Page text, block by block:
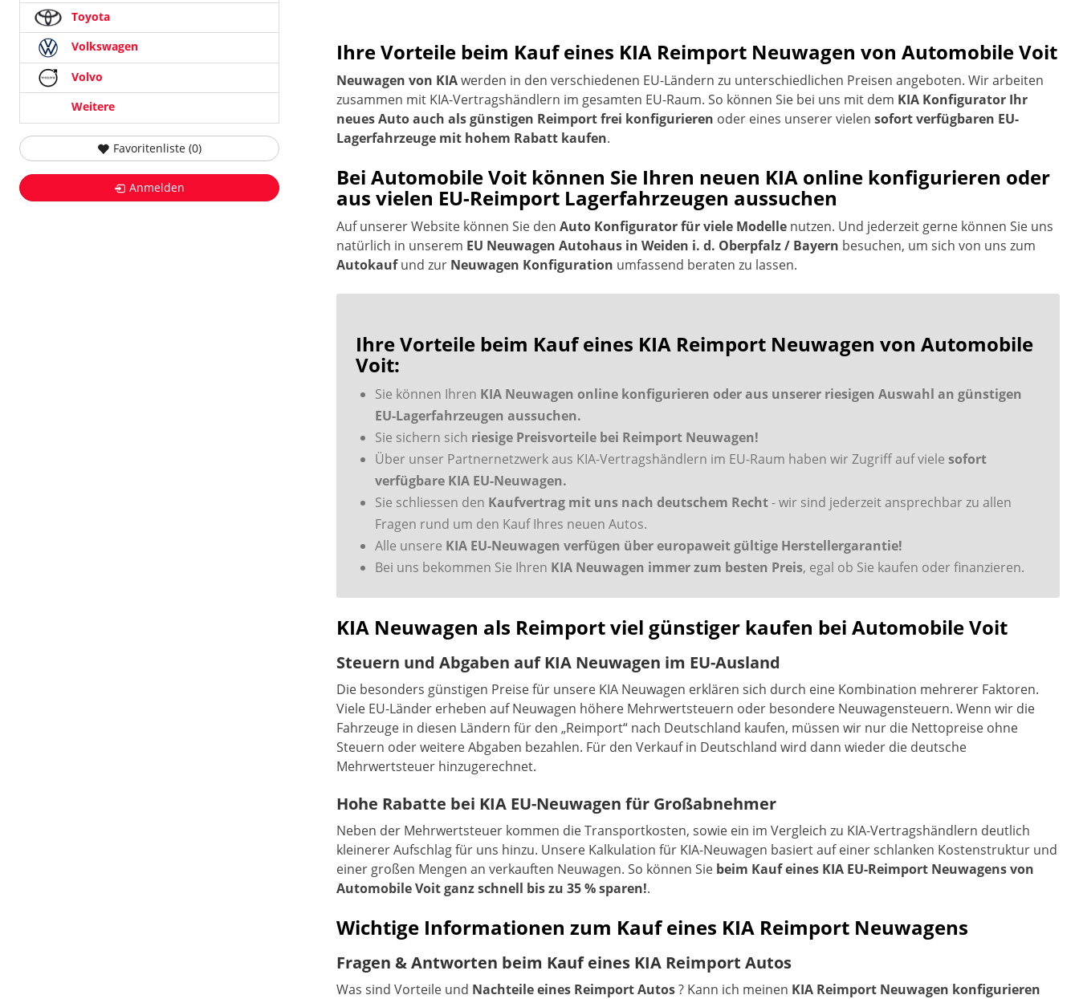
Ihre Vorteile beim Kauf eines KIA Reimport Neuwagen von Automobile Voit
Neuwagen von KIAwerden in den verschiedenen EU-Ländern zu unterschiedlichen Preisen angeboten. Wir arbeiten
zusammen mit KIA-Vertragshändlern im gesamten EU-Raum. So können Sie bei uns mit dem KIA Konfigurator Ihr
neues Auto auch als günstigen Reimport frei konfigurieren oder eines unserer vielensofort verfügbaren EU-
Lagerfahrzeuge mit hohem Rabatt kaufen.
Bei Automobile Voit können Sie Ihren neuen KIA online konfigurieren oder
aus vielen EU-Reimport Lagerfahrzeugen aussuchen
Auf unserer Website können Sie denAuto Konfigurator für viele Modelle nutzen. Und jederzeit gerne können Sie uns
natürlich in unserem EU Neuwagen Autohaus in Weiden i. d. Oberpfalz / Bayern besuchen, um sich von uns zum
Autokaufund zur Neuwagen Konfiguration umfassend beraten zu lassen.
Ihre Vorteile beim Kauf eines KIA Reimport Neuwagen von Automobile
Voit:
Sie können Ihren KIA Neuwagen online konfigurieren oder aus unserer riesigen Auswahl an günstigen
EU-Lagerfahrzeugen aussuchen.
Sie sichern sich riesige Preisvorteile bei Reimport Neuwagen!
Über unser Partnernetzwerk aus KIA-Vertragshändlern im EU-Raum haben wir Zugriff auf vielesofort
verfügbare KIA EU-Neuwagen.
Sie schliessen den Kaufvertrag mit uns nach deutschem Recht- wir sind jederzeit ansprechbar zu allen
Fragen rund um den Kauf Ihres neuen Autos.
Alle unsere KIA EU-Neuwagen verfügen über europaweit gültige Herstellergarantie!
Bei uns bekommen Sie Ihren KIA Neuwagen immer zum besten Preis, egal ob Sie kaufen oder finanzieren.
KIA Neuwagen als Reimport viel günstiger kaufen bei Automobile Voit
Steuern und Abgaben auf KIA Neuwagen im EU-Ausland
Die besonders günstigen Preise für unsere KIA Neuwagen erklären sich durch eine Kombination mehrerer Faktoren.
Viele EU-Länder erheben auf Neuwagen höhere Mehrwertsteuern oder besondere Neuwagensteuern. Wenn wir die
Fahrzeuge in diesen Ländern für den „Reimport“ nach Deutschland kaufen, müssen wir nur die Nettopreise ohne
Steuern oder weitere Abgaben bezahlen. Für den Verkauf in Deutschland wird dann wieder die deutsche
Mehrwertsteuer hinzugerechnet.
Hohe Rabatte bei KIA EU-Neuwagen für Großabnehmer
Neben der Mehrwertsteuer kommen die Transportkosten, sowie ein im Vergleich zu KIA-Vertragshändlern deutlich
kleinerer Aufschlag für uns hinzu. Unsere Kalkulation für KIA-Neuwagen basiert auf einer schlanken Kostenstruktur und
einer großen Mengen an verkauften Neuwagen. So können Sie beim Kauf eines KIA EU-Reimport Neuwagens von
Automobile Voit ganz schnell bis zu 35 % sparen!.
Wichtige Informationen zum Kauf eines KIA Reimport Neuwagens
Fragen & Antworten beim Kauf eines KIA Reimport Autos
Was sind Vorteile und Nachteile eines Reimport Autos? Kann ich meinen KIA Reimport Neuwagen konfigurieren
Toyota
Volkswagen
Volvo
Weitere
Favoritenliste (0)
Anmelden